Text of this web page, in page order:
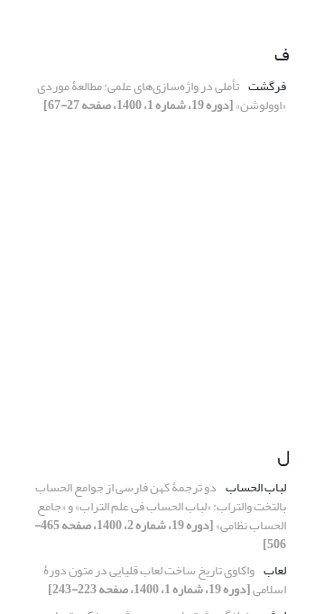
ف
فرگشت تأملی در واژه‌سازی‌های علمی: مطالعۀ موردی
«اوولوشن»[دوره 19، شماره 1، 1400، صفحه 27-67]
ل
لباب الحساب دو ترجمۀ کهن فارسی از جوامع الحساب
بالتخت والتراب: «لباب الحساب فی علم التراب» و «جامع
الحساب نظامی» [دوره 19، شماره 2، 1400، صفحه 465-
506]
لعاب واکاوی تاریخ ساخت لعاب قلیایی در متون دورۀ
اسلامی[دوره 19، شماره 1، 1400، صفحه 223-243]